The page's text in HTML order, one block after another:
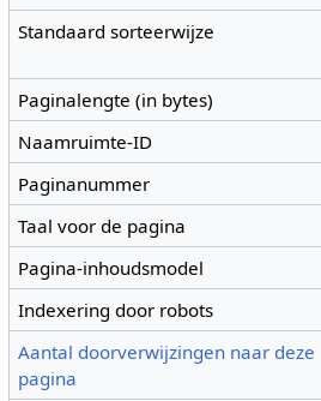
Standaard sorteerwijze
Paginalengte (in bytes)
Naamruimte-ID
Paginanummer
Taal voor de pagina
Pagina-inhoudsmodel
Indexering door robots
Aantal doorverwijzingen naar deze
pagina